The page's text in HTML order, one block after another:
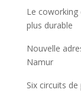
Le coworking
plus durable
Nouvelle
Namur
Six circuits